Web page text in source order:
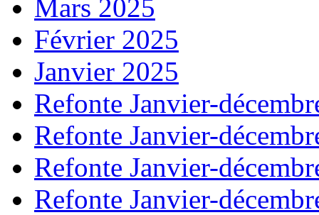
Mars 2025
Février 2025
Janvier 2025
Refonte Janvier-
Refonte Janvier-
Refonte Janvier-
Refonte Janvier-